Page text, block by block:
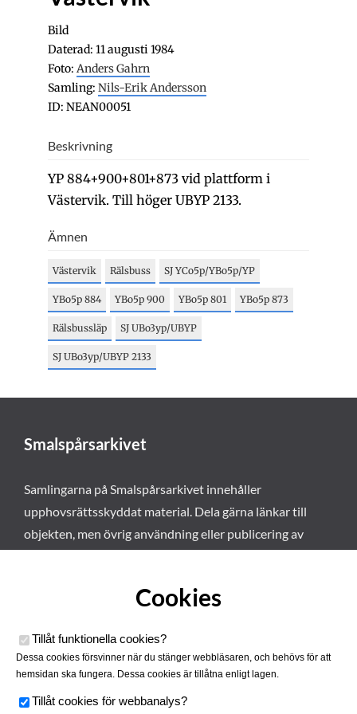
Bild
Daterad: 11 augusti 1984
Foto: Anders Gahrn
Samling: Nils-Erik Andersson
ID: NEAN00051
Beskrivning
YP 884+900+801+873 vid plattform i
Västervik. Till höger UBYP 2133.
Ämnen
Västervik Rälsbuss SJ YCo5p/YBo5p/YP
YBo5p 884 YBo5p 900 YBo5p 801 YBo5p 873
Rälsbussläp SJ UBo3yp/UBYP
SJ UBo3yp/UBYP 2133
Smalspårsarkivet
Samlingarna på Smalspårsarkivet innehåller
upphovsrättsskyddat material. Dela gärna länkar till
objekten, men övrig användning eller publicering av
Cookies
Tillåt funktionella cookies?
Dessa cookies försvinner när du stänger webbläsaren, och behövs för att
hemsidan ska fungera. Dessa cookies är tillåtna enligt lagen.
Tillåt cookies för webbanalys?